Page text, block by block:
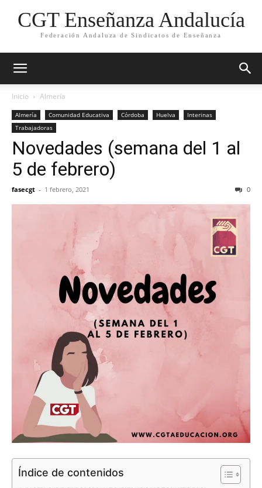
CGT Enseñanza Andalucía
Federación Andaluza de Sindicatos de Enseñanza
Inicio Almería
Almería Comunidad Educativa Córdoba Huelva
Interinas
Trabajadoras
Novedades (semana del 1 al
5 de febrero)
fasecgt - 1 febrero, 2021 0
Índice de contenidos